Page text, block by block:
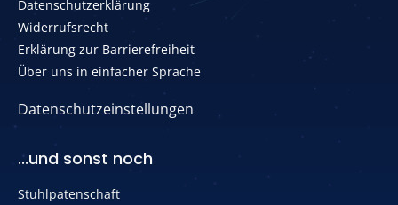
Datenschutzerklärung
Widerrufsrecht
Erklärung zur Barrierefreiheit
Über uns in einfacher Sprache
Datenschutzeinstellungen
...und sonst noch
Stuhlpatenschaft